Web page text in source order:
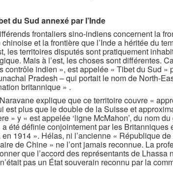
du Sud annexé par l’Inde
frontaliers sino-indiens concernent la
chinoise et la frontière que l’Inde a héritée du
les territoires disputés sont pratiquement
Mais à l’est, les choses sont différentes.
contrôle indien », est appelée « Tibet du Sud »
Pradesh – qui portait le nom de North-
britannique » .
explique que ce territoire couvre «
est plus que le double de la Suisse et
» y « est appelée ‘ligne McMahon’, du nom
a été définie conjointement par les
1914 ». Hélas, ni l’ancienne « République
de Chine » ne l’ont jamais reconnue. La
que l’accord des représentants de
pas un État souverain reconnu par la